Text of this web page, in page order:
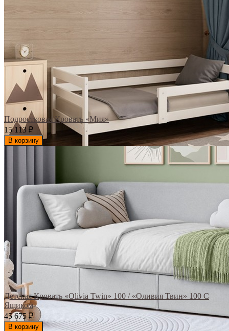
Подростковая Кровать «Мия»
15 113 ₽
В корзину
Детская Кровать «Olivia Twin» 100 / «Оливия Твин» 100 С
Ящиком
45 675 ₽
В корзину